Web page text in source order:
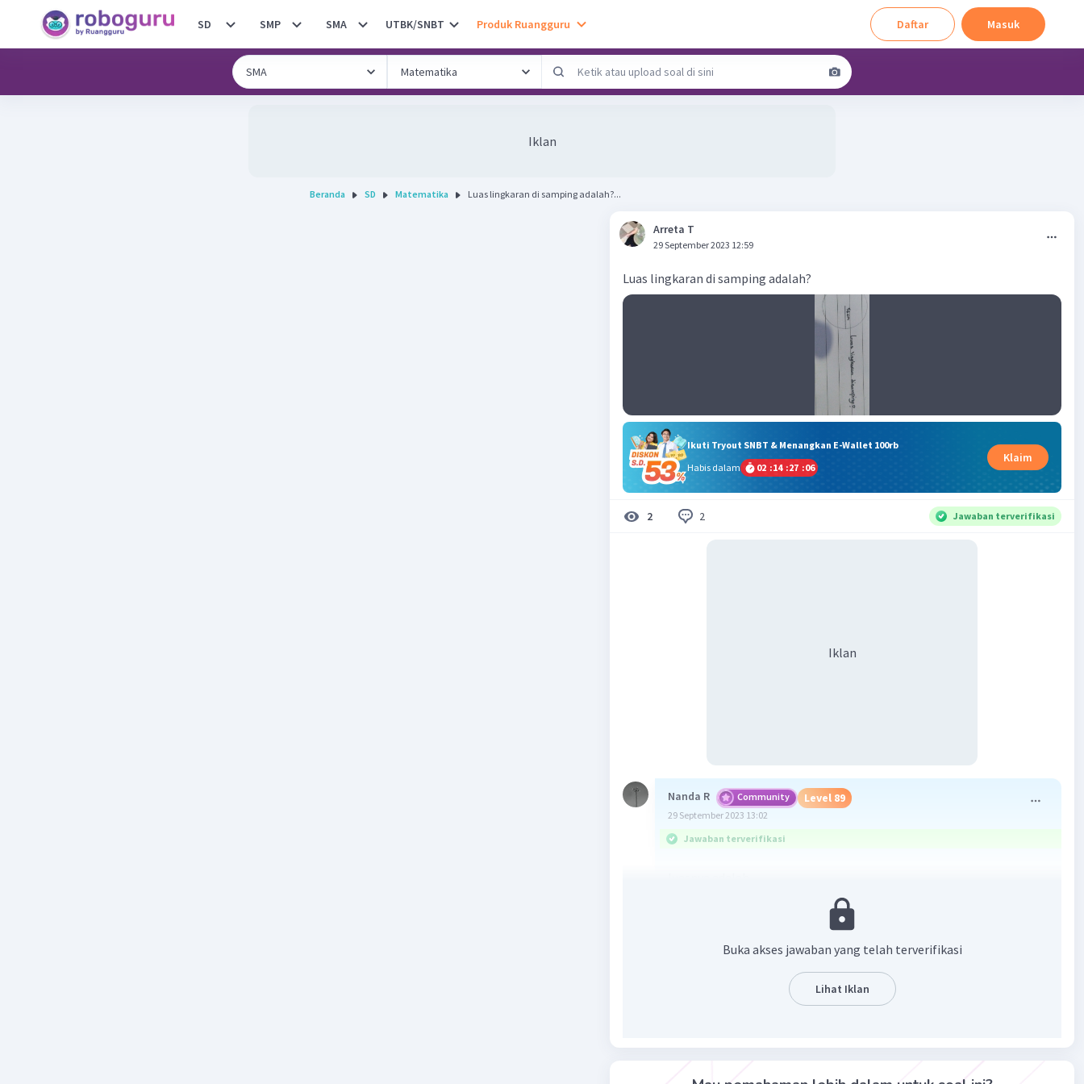
SD SMP SMA UTBK/SNBT Produk Ruangguru Daftar Masuk
Iklan
Beranda SD Matematika Luas lingkaran di samping adalah?...
Arreta T
29 September 2023 12:59
Luas lingkaran di samping adalah?
Ikuti Tryout SNBT & Menangkan E-Wallet 100rb
Habis dalam
02 :14 :27 :06
Klaim
2 2 Jawaban terverifikasi
Iklan
Nanda R Community Level 89
29 September 2023 13:02
Jawaban terverifikasi
Buka akses jawaban yang telah terverifikasi
Lihat Iklan